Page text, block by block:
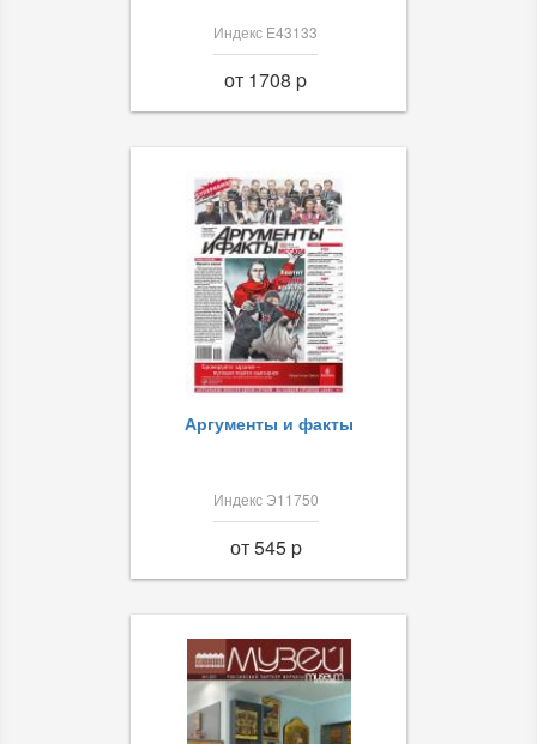
Индекс Е43133
от 1708 p
Аргументы и факты
Индекс Э11750
от 545 p